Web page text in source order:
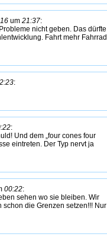
um 21:37:
nicht geben. Das dürfte
Fahrt mehr Fahrrad
:
:
Und dem „four cones four
eintreten. Der Typ nervt ja
00:22:
sehen wo sie bleiben. Wir
die Grenzen setzen!!! Nur